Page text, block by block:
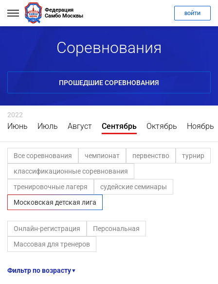
Федерация
Самбо Москвы
ВОЙТИ
Соревнования
ПРОШЕДШИЕ СОРЕВНОВАНИЯ
2022
Июнь Июль Август Сентябрь Октябрь Ноябрь
Все соревнования чемпионат первенство
турнир
классификационные соревнования
тренировочные лагеря
судейские семинары
Московская детская лига
Онлайн-регистрация
Персональная
Массовая для тренеров
Фильтр по возрасту▼